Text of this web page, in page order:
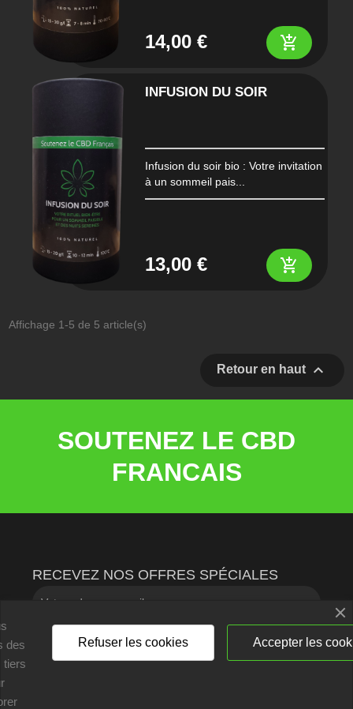
14,00 € add_shopping_cart
INFUSION DU SOIR
Infusion du soir bio : Votre invitation
à un sommeil pais...
13,00 € add_shopping_cart
Affichage 1-5 de 5 article(s)
Retour en haut 
SOUTENEZ LE CBD
FRANCAIS
RECEVEZ NOS OFFRES SPÉCIALES
des
tiers
Accepter les
Refuser les cookies